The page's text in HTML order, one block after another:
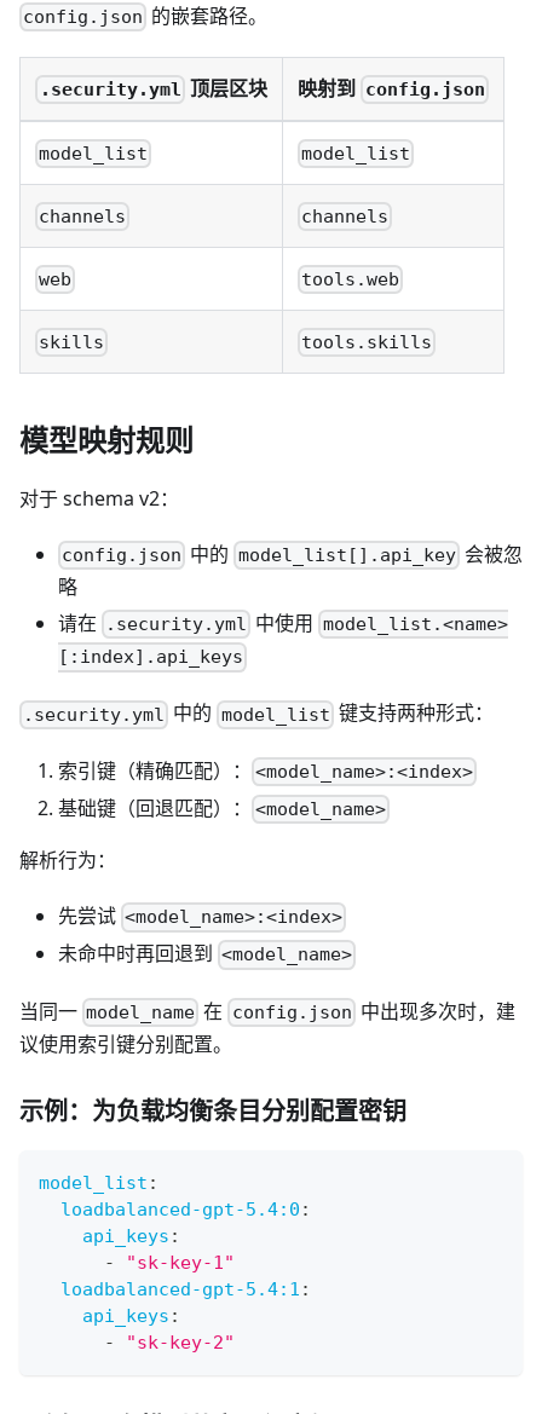
config.json 的嵌套路径。
.security.yml 顶层区块 映射到 config.json
model_list model_list
channels channels
web tools.web
skills tools.skills
模型映射规则
对于 schema v2：
config.json 中的 model_list[].api_key会被忽
略
请在
.security.yml 中使用 model_list.<name>
[:index].api_keys
.security.yml 中的 model_list 键支持两种形式：
索引键（精确匹配）： <model_name>:<index>
基础键（回退匹配）： <model_name>
解析行为：
先尝试 <model_name>:<index>
未命中时再回退到 <model_name>
当同一 model_name 在 config.json 中出现多次时，建
议使用索引键分别配置。
示例：为负载均衡条目分别配置密钥
model_list :
loadbalanced-gpt-5.4:0 :
api_keys :
-
"sk-key-1"
loadbalanced-gpt-5.4:1 :
api_keys :
-
"sk-key-2"